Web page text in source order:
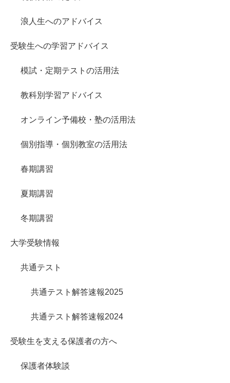
浪人生へのアドバイス
受験生への学習アドバイス
模試・定期テストの活用法
教科別学習アドバイス
オンライン予備校・塾の活用法
個別指導・個別教室の活用法
春期講習
夏期講習
冬期講習
大学受験情報
共通テスト
共通テスト解答速報2025
共通テスト解答速報2024
受験生を支える保護者の方へ
保護者体験談